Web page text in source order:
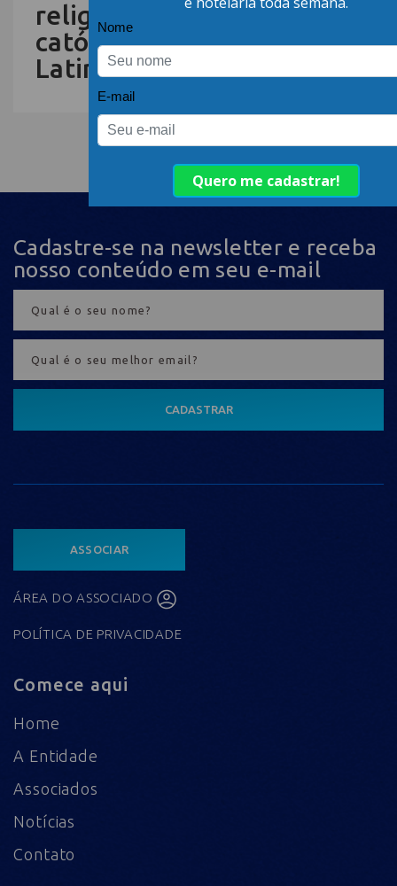
religioso na maior feira
católica da América
Latina
Cadastre-se na newsletter e receba
nosso conteúdo em seu e-mail
CADASTRAR
ASSOCIAR
ÁREA DO ASSOCIADO
POLÍTICA DE PRIVACIDADE
Comece aqui
Home
A Entidade
Associados
Notícias
Contato